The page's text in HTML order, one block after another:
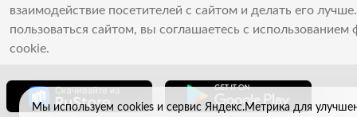
взаимодействие посетителей с сайтом и делать его
пользоваться сайтом, вы соглашаетесь с использованием
cookie.
Мы используем cookies и сервис Яндекс.Метрика для